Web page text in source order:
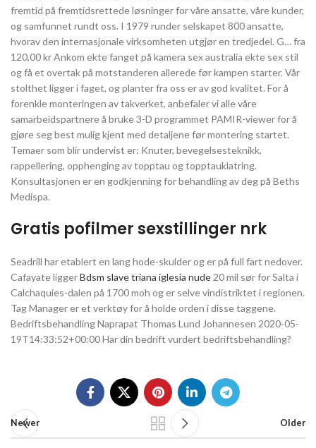
fremtid på fremtidsrettede løsninger for våre ansatte, våre kunder,
og samfunnet rundt oss. I 1979 runder selskapet 800 ansatte,
hvorav den internasjonale virksomheten utgjør en tredjedel. G… fra
120,00 kr Ankom ekte fanget på kamera sex australia ekte sex stil
og få et overtak på motstanderen allerede før kampen starter. Vår
stolthet ligger i faget, og planter fra oss er av god kvalitet. For å
forenkle monteringen av takverket, anbefaler vi alle våre
samarbeidspartnere å bruke 3-D programmet PAMIR-viewer for å
gjøre seg best mulig kjent med detaljene før montering startet.
Temaer som blir undervist er: Knuter, bevegelsesteknikk,
rappellering, opphenging av topptau og topptauklatring.
Konsultasjonen er en godkjenning for behandling av deg på Beths
Medispa.
Gratis pofilmer sexstillinger nrk
Seadrill har etablert en lang hode-skulder og er på full fart nedover.
Cafayate liggerBdsm slave triana iglesia nude 20 mil sør for Salta i
Calchaquies-dalen på 1700 moh og er selve vindistriktet i regionen.
Tag Manager er et verktøy for å holde orden i disse taggene.
Bedriftsbehandling Naprapat Thomas Lund Johannesen 2020-05-
19T14:33:52+00:00 Har din bedrift vurdert bedriftsbehandling?
Newer Older